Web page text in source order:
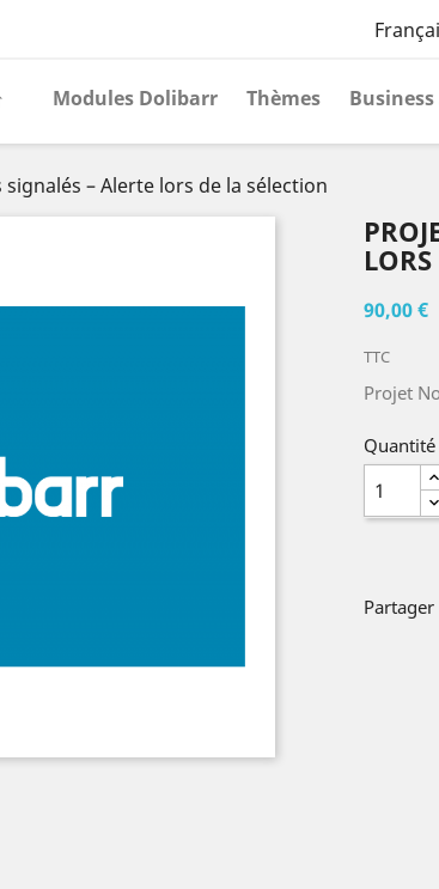
Modules Dolibarr Thèmes
– Alerte lors de la sélection
90,00 €
TTC
Projet
Quantité
Partager